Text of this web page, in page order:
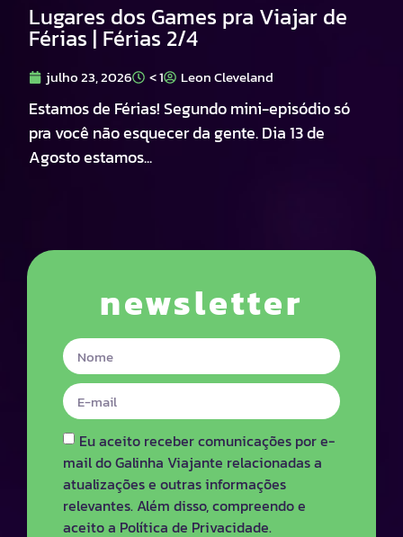
Lugares dos Games pra Viajar de
Férias | Férias 2/4
julho 23, 2026 < 1 Leon Cleveland
Estamos de Férias! Segundo mini-episódio só
pra você não esquecer da gente. Dia 13 de
Agosto estamos...
newsletter
Eu aceito receber comunicações por e-
mail do Galinha Viajante relacionadas a
atualizações e outras informações
relevantes. Além disso, compreendo e
aceito a Política de Privacidade.